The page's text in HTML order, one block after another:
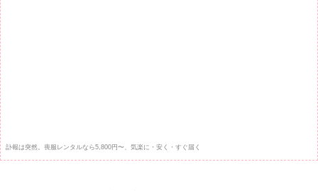
訃報は突然。喪服レンタルなら5,800円〜、気楽に・安く・すぐ届く